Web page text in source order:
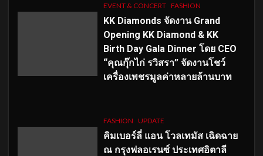
EVENT & CONCERT FASHION
KK Diamonds จัดงาน Grand
Opening KK Diamond & KK
Birth Day Gala Dinner โดย CEO
“คุณกุ๊กไก่ รวิสรา” จัดงานโชว์
เครื่องเพชรมูลค่าหลายล้านบาท
FASHION UPDATE
คิมเบอร์ลี่ แอน โวลเทมัส เฉิดฉาย
ณ กรุงฟลอเรนซ์ ประเทศอิตาลี